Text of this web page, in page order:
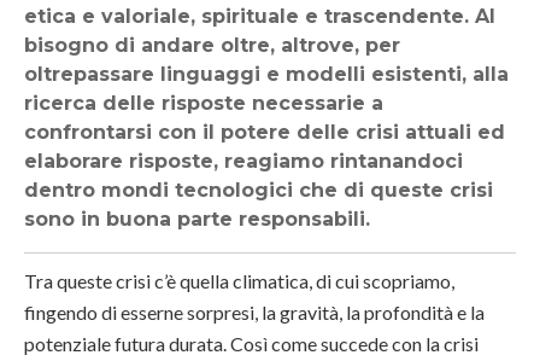
etica e valoriale, spirituale e trascendente. Al
bisogno di andare oltre, altrove, per
oltrepassare linguaggi e modelli esistenti, alla
ricerca delle risposte necessarie a
confrontarsi con il potere delle crisi attuali ed
elaborare risposte, reagiamo rintanandoci
dentro mondi tecnologici che di queste crisi
sono in buona parte responsabili.
Tra queste crisi c’è quella climatica, di cui scopriamo,
fingendo di esserne sorpresi, la gravità, la profondità e la
potenziale futura durata. Così come succede con la crisi